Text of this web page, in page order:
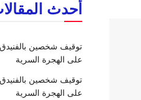
أحدث
توقيف شخصين
على الهجرة السرية
توقيف شخصين
على الهجرة السرية